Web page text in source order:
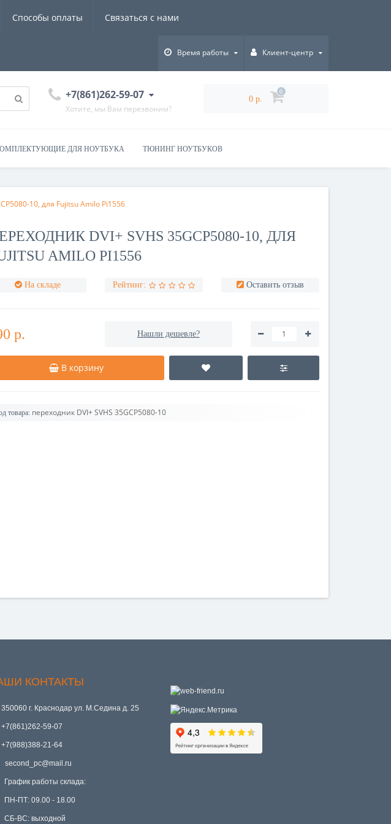
Способы оплаты Связаться с нами
Время работы Клиент-центр
+7(861)262-59-07
Хотите, мы Вам перезвоним?
0 р.
0
ДЛЯ НОУТБУКА ТЮНИНГ НОУТБУКОВ
10, для Fujitsu Amilo Pi1556
DVI+ SVHS 35GCP5080-10, ДЛЯ
AMILO PI1556
На складе Рейтинг: Оставить отзыв
р. Нашли дешевле?
В корзину
товара: переходник DVI+ SVHS 35GCP5080-10
КОНТАКТЫ
350060 г. Краснодар ул. М.Седина д. 25
+7(861)262-59-07
+7(988)388-21-64
second_pc@mail.ru
График работы склада:
ПН-ПТ: 09.00 - 18.00
СБ-ВС: выходной